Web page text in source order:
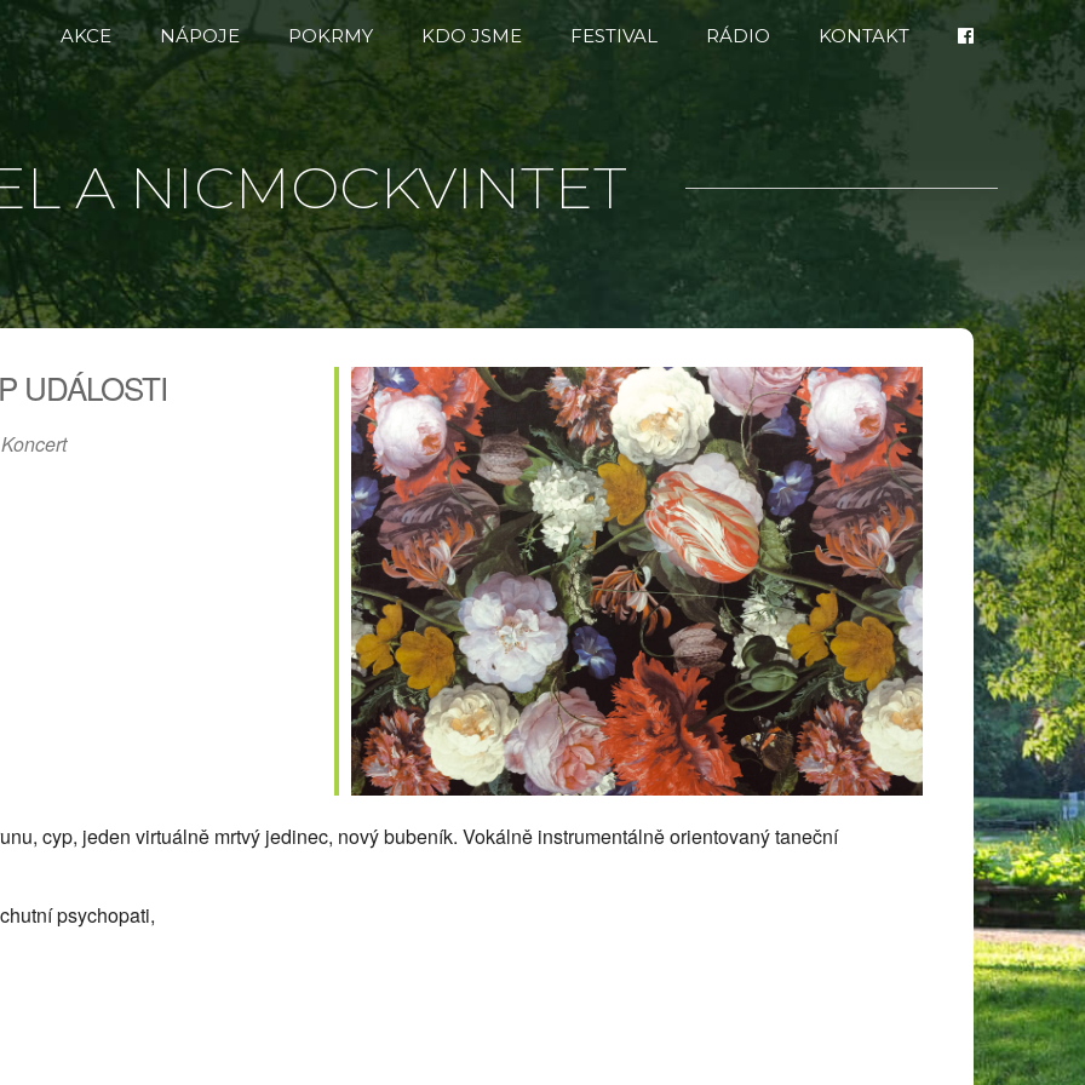
AKCE NÁPOJE POKRMY KDO JSME FESTIVAL RÁDIO KONTAKT
A NICMOCKVINTET
Office 365 Outlook Live
UDÁLOSTI
Koncert
cyp, jeden virtuálně mrtvý jedinec, nový bubeník. Vokálně instrumentálně orientovaný taneční
psychopati,